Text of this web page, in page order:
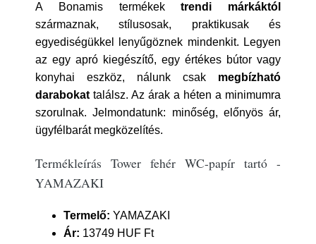
A Bonamis termékektrendi márkáktól
származnak, stílusosak, praktikusak és
egyediségükkel lenyűgöznek mindenkit. Legyen
az egy apró kiegészítő, egy értékes bútor vagy
konyhai eszköz, nálunk csak megbízható
darabokat találsz. Az árak a héten a minimumra
szorulnak. Jelmondatunk: minőség, előnyös ár,
ügyfélbarát megközelítés.
Termékleírás Tower fehér WC-papír tartó -
YAMAZAKI
Termelő: YAMAZAKI
Ár: 13749 HUF Ft